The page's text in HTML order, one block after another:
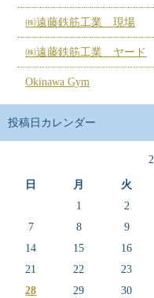
㈱遠藤鉄筋工業 現場
㈱遠藤鉄筋工業 ヤード
Okinawa Gym
投稿日カレンダー
日 月 火
1 2
7
8 9
14
15 16
21
22 23
28
29 30